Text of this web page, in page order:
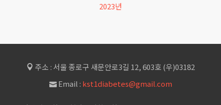
2023년
주소 : 서울 종로구 새문안로3길 12, 603호 (우)03182
Email : kst1diabetes@gmail.com